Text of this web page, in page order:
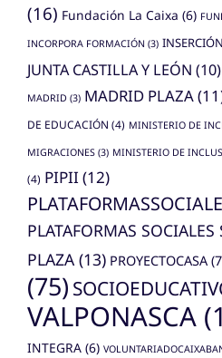
(16) Fundación La Caixa (6)
INCORPORA FORMACIÓN (3)
JUNTA CASTILLA Y LEÓN (10)
MADRID (3) MADRID PLAZA
DE EDUCACIÓN (4) MINISTERIO DE
MIGRACIONES (3) MINISTERIO DE
(4) PIPII(12)
PLATAFORMAS SOCIALES
PLAZA (13) PROYECTOCASA
(75)
VALPONASCA
INTEGRA (6)